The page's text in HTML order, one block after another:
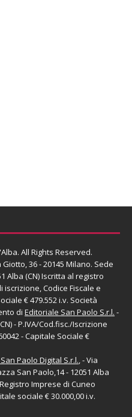
All Rights Reserved.
Giotto, 36 - 20145 Milano. Sede
Alba (CN) Iscritta al registro
Codice Fiscale e
€ 479.552 i.v. Società
di Editoriale San Paolo S.r.l. -
- P.IVA/Cod.fisc./Iscrizione
- Capitale Sociale €
San Paolo Digital S.r.l., - Via
San Paolo,14 - 12051 Alba
Imprese di Cuneo
sociale € 30.000,00 i.v.